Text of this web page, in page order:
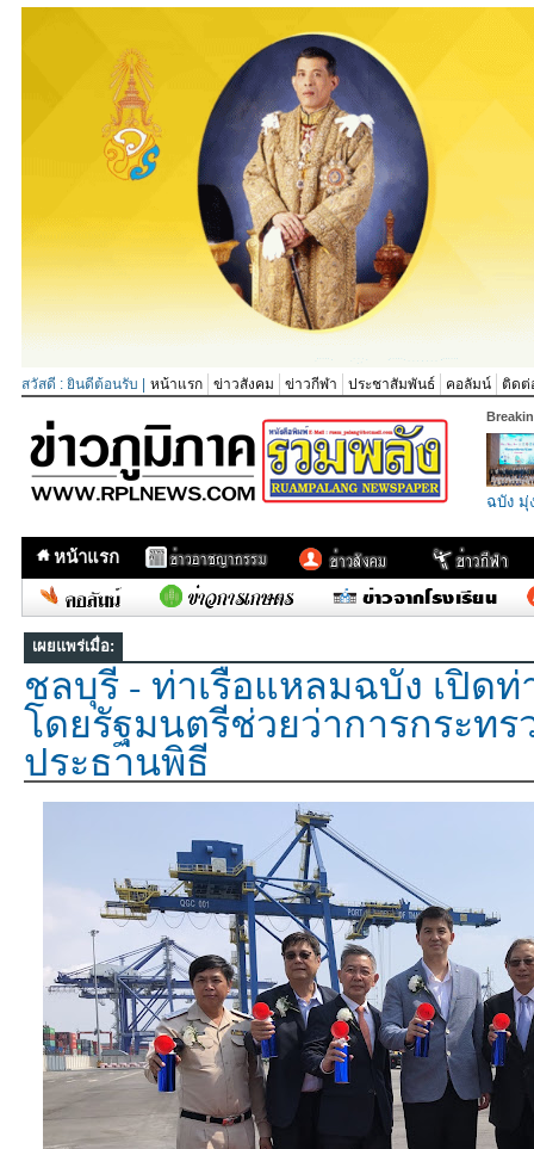
สวัสดี : ยินดีต้อนรับ | หน้าแรก ข่าวสังคม ข่าวกีฬา ประชาสัมพันธ์ คอลัมน์ ติดต่
ฉบัง มุ่
หน้าแรก
เผยแพร่เมื่อ:
ชลบุรี - ท่าเรือแหลมฉบัง เปิดท่
โดยรัฐมนตรีช่วยว่าการกระท
ประธานพิธี